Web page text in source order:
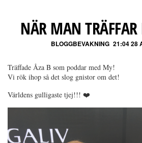
NÄR MAN
BLOGGBEVAKNING 21:04 28
Träffade Åza B som poddar med My!
Vi rök ihop så det slog gnistor om det!
Världens gulligaste tjej!!! ❤️